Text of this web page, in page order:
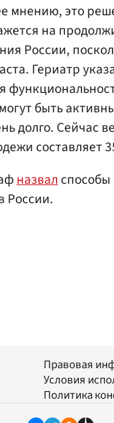
мнению, это
на
России,
Гериатр
быть
долго. Сейчас
составляет
назвал
России.
Правовая
Условия
Политика